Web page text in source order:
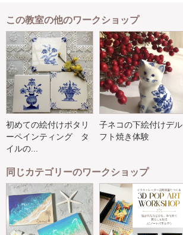
この教室の他のワークショップ
初めての絵付けポタリ
ーペインティング タ
イルの...
子ネコの下絵付けデル
フト焼き体験
同じカテゴリーのワークショップ